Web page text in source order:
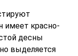
имеет красно-
десны
выделяется